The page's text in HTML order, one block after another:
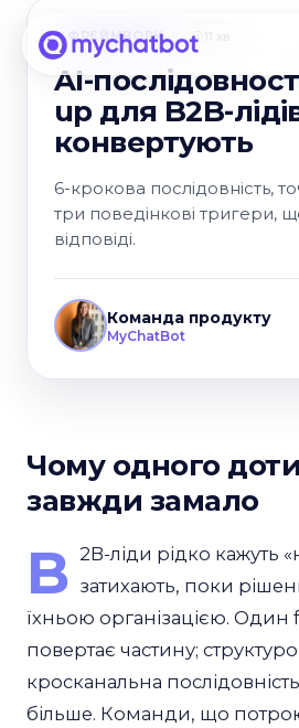
ФРЕЙМВОРК
AI-
up для B2B-
конвертують
6-крокова послідовність,
три поведінкові тригери,
відповіді.
Команда продукту
MyChatBot
Чому одного
завжди замало
B 2B-ліди рідко кажуть
затихають, поки
їхньою організацією.
повертає частину;
кросканальна
більше. Команди, що